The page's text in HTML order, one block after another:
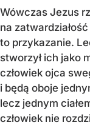
Wówczas Jezus
na
to przykazanie.
stworzył ich jako
człowiek ojca
i będą oboje
lecz jednym
człowiek nie